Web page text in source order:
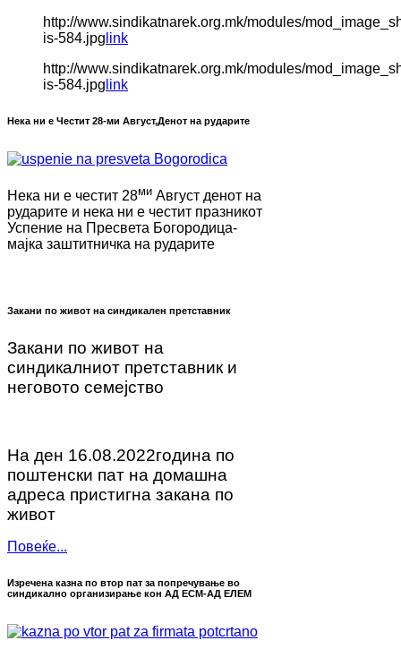
http://www.sindikatnarek.org.mk/modules/
is-584.jpg link
http://www.sindikatnarek.org.mk/modules/
is-584.jpg link
Нека ни е Честит 28-ми Август,Денот на рударите
Нека ни е честит 28ми Август денот на
рударите и нека ни е честит празникот
Успение на Пресвета Богородица-
мајка заштитничка на рударите
Закани по живот на синдикален претставник
Закани по живот на
синдикалниот претставник и
неговото семејство
На ден 16.08.2022година по
поштенски пат на домашна
адреса пристигна закана по
живот
Повеќе...
Изречена казна по втор пат за попречување во
синдикално организирање кон АД ЕСМ-АД ЕЛЕМ